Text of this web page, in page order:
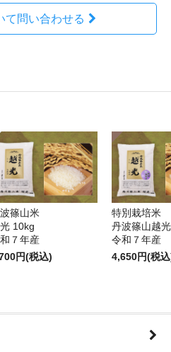
て問い合わせる
篠山米
10kg
７年産
円(税込)
特別栽培米
丹波篠山越
令和７年産
4,650円(税